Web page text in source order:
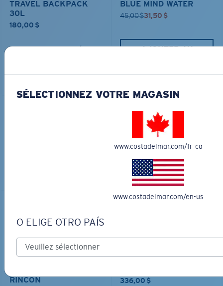
TRAVEL BACKPACK
30L
180,00 $
LES PLUS RECHERCHÉES
PANIER
BLUE MIND WATER
45,00 $31,50 $
AJOUTER AU
COURONNEZ VOTRE AVENTURE
AVEC LES LUNETTES DE SOLEIL
PARFAITES
Découvrez des lunettes conçues pour chaque aventure
RINCON 336,00 $
SÉLECTIONNEZ VOTRE MAGASIN
www.costadelmar.com/fr-ca
www.costadelmar.com/en-us
O ELIGE OTRO PAÍS